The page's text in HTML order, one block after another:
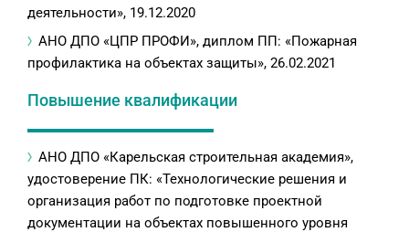
деятельности», 19.12.2020
АНО ДПО «ЦПР ПРОФИ», диплом ПП: «Пожарная
профилактика на объектах защиты», 26.02.2021
Повышение квалификации
АНО ДПО «Карельская строительная академия»,
удостоверение ПК: «Технологические решения и
организация работ по подготовке проектной
документации на объектах повышенного уровня